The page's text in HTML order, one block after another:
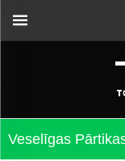
Veselīgas